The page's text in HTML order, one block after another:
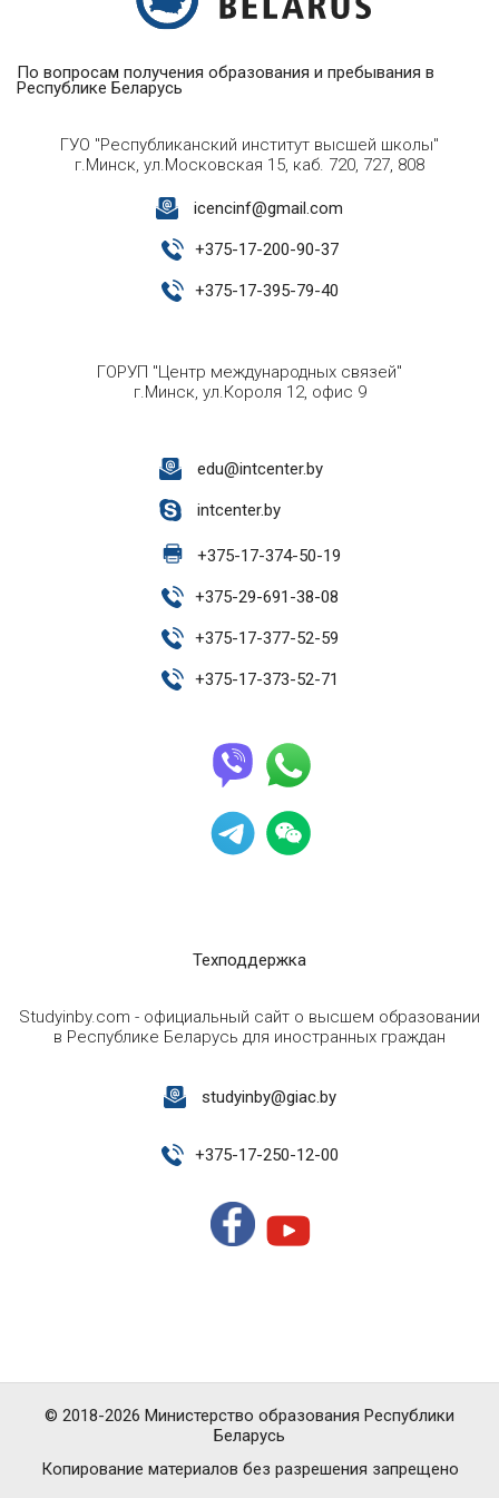
По вопросам получения образования и пребывания в
Республике Беларусь
ГУО "Республиканский институт высшей школы"
г.Минск, ул.Московская 15, каб. 720, 727, 808
icencinf@gmail.com
+375-17-200-90-37
+375-17-395-79-40
ГОРУП "Центр международных связей"
г.Минск, ул.Короля 12, офис 9
edu@intcenter.by
intcenter.by
+375-17-374-50-19
+375-29-691-38-08
+375-17-377-52-59
+375-17-373-52-71
Техподдержка
Studyinby.com - официальный сайт о высшем образовании
в Республике Беларусь для иностранных граждан
studyinby@giac.by
+375-17-250-12-00
Копирование материалов без разрешения запрещено
© 2018-2026 Министерство образования Республики
Беларусь